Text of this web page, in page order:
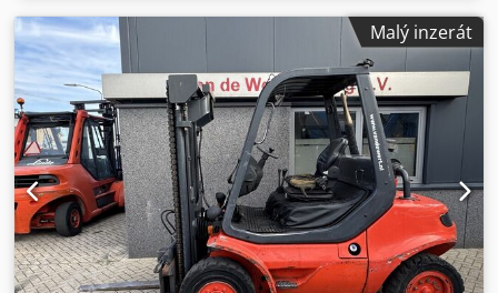
Malý inzerát